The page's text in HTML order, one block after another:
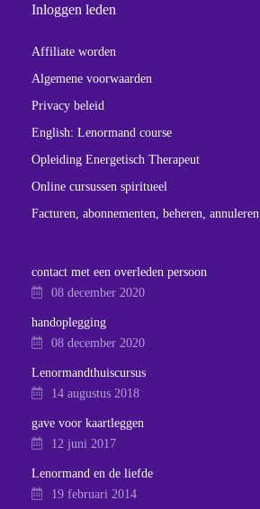
Inloggen leden
Affiliate worden
Algemene voorwaarden
Privacy beleid
English: Lenormand course
Opleiding Energetisch Therapeut
Online cursussen spiritueel
Facturen, abonnementen, beheren, annuleren
contact met een overleden persoon
08 december 2020
handoplegging
08 december 2020
Lenormandthuiscursus
14 augustus 2018
gave voor kaartleggen
12 juni 2017
Lenormand en de liefde
19 februari 2014